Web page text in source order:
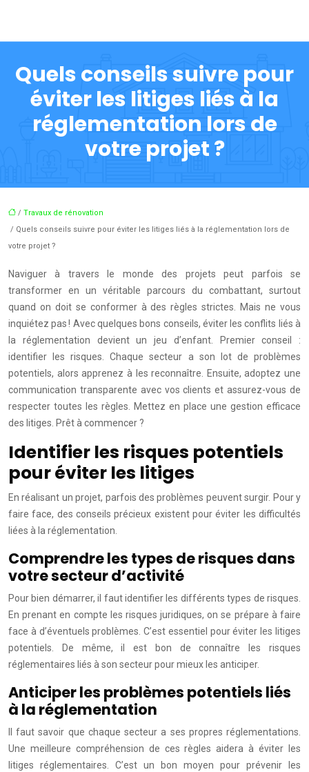
Quels conseils suivre pour
éviter les litiges liés à la
réglementation lors de
votre projet ?
/ Travaux de rénovation
/ Quels conseils suivre pour éviter les litiges liés à la réglementation lors de
votre projet ?
Naviguer à travers le monde des projets peut parfois se
transformer en un véritable parcours du combattant, surtout
quand on doit se conformer à des règles strictes. Mais ne vous
inquiétez pas ! Avec quelques bons conseils, éviter les conflits liés à
la réglementation devient un jeu d’enfant. Premier conseil :
identifier les risques. Chaque secteur a son lot de problèmes
potentiels, alors apprenez à les reconnaître. Ensuite, adoptez une
communication transparente avec vos clients et assurez-vous de
respecter toutes les règles. Mettez en place une gestion efficace
des litiges. Prêt à commencer ?
Identifier les risques potentiels
pour éviter les litiges
En réalisant un projet, parfois des problèmes peuvent surgir. Pour y
faire face, des conseils précieux existent pour éviter les difficultés
liées à la réglementation.
Comprendre les types de risques dans
votre secteur d’activité
Pour bien démarrer, il faut identifier les différents types de risques.
En prenant en compte les risques juridiques, on se prépare à faire
face à d’éventuels problèmes. C’est essentiel pour éviter les litiges
potentiels. De même, il est bon de connaître les risques
réglementaires liés à son secteur pour mieux les anticiper.
Anticiper les problèmes potentiels liés
à la réglementation
Il faut savoir que chaque secteur a ses propres réglementations.
Une meilleure compréhension de ces règles aidera à éviter les
litiges réglementaires. C’est un bon moyen pour prévenir les